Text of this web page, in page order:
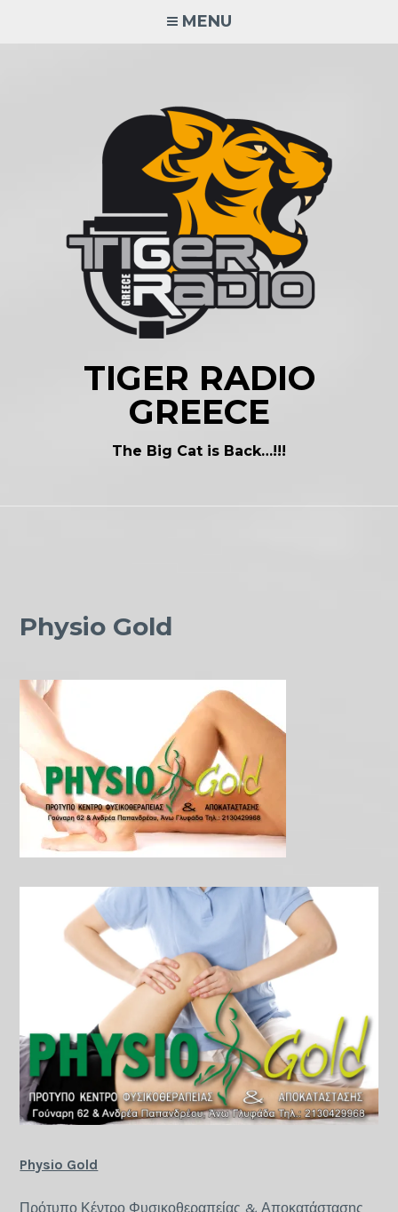
MENU
TIGER RADIO
GREECE
The Big Cat is Back…!!!
Physio Gold
Physio Gold
Πρότυπο Κέντρο Φυσικοθεραπείας & Αποκατάστασης